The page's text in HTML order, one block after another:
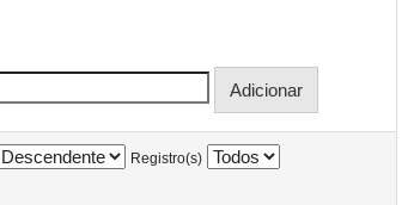
Registro(s)